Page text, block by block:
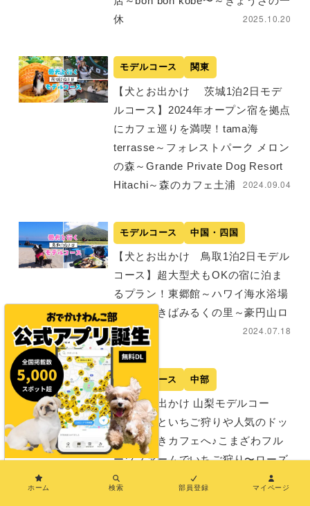
休
2025.10.20
モデルコース 関東
【犬とお出かけ 茨城1泊2日モデ
ルコース】2024年オープン宿を拠点
にカフェ巡りを満喫！tama海
terrasse～フォレストパーク メロン
の森～Grande Private Dog Resort
Hitachi～森のカフェ土浦
2024.09.04
モデルコース 中国・四国
【犬とお出かけ 鳥取1泊2日モデル
コース】超大型犬もOKの宿に泊ま
るプラン！東郷館～ハワイ海水浴場
～大山まきばみるくの里～豪円山ロ
ッジ
2024.07.18
モデルコース 中部
【犬とお出かけ 山梨モデルコー
ス】愛犬といちご狩りや人気のドッ
グラン付きカフェへ♪こまざわフル
ーツファームでいちご狩り〜ローズ
ファーム〜河口湖〜ムースヒルズバ
ホーム 検索 部員登録 マイページ